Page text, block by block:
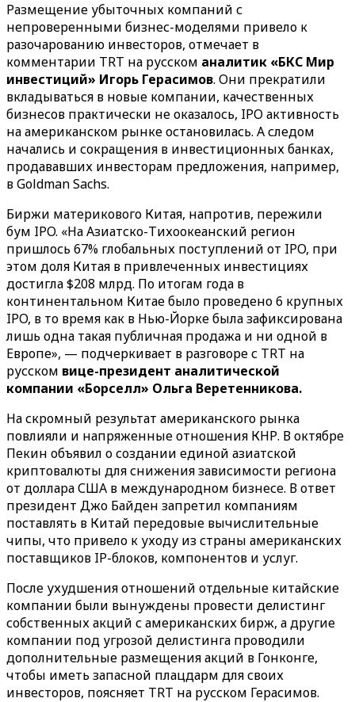
Размещение убыточных компаний с
непроверенными бизнес-моделями привело к
разочарованию инвесторов, отмечает в
комментарии TRT на русском аналитик «БКС Мир
инвестиций» Игорь Герасимов. Они прекратили
вкладываться в новые компании, качественных
бизнесов практически не оказалось, IPO активность
на американском рынке остановилась. А следом
начались и сокращения в инвестиционных банках,
продававших инвесторам предложения, например,
в Goldman Sachs.
Биржи материкового Китая, напротив, пережили
бум IPO. «На Азиатско-Тихоокеанский регион
пришлось 67% глобальных поступлений от IPO, при
этом доля Китая в привлеченных инвестициях
достигла $208 млрд. По итогам года в
континентальном Китае было проведено 6 крупных
IPO, в то время как в Нью-Йорке была зафиксирована
лишь одна такая публичная продажа и ни одной в
Европе», — подчеркивает в разговоре с TRT на
русском вице-президент аналитической
компании «Борселл» Ольга Веретенникова.
На скромный результат американского рынка
повлияли и напряженные отношения КНР. В октябре
Пекин объявил о создании единой азиатской
криптовалюты для снижения зависимости региона
от доллара США в международном бизнесе. В ответ
президент Джо Байден запретил компаниям
поставлять в Китай передовые вычислительные
чипы, что привело к уходу из страны американских
поставщиков IP-блоков, компонентов и услуг.
После ухудшения отношений отдельные китайские
компании были вынуждены провести делистинг
собственных акций с американских бирж, а другие
компании под угрозой делистинга проводили
дополнительные размещения акций в Гонконге,
чтобы иметь запасной плацдарм для своих
инвесторов, поясняет TRT на русском Герасимов.